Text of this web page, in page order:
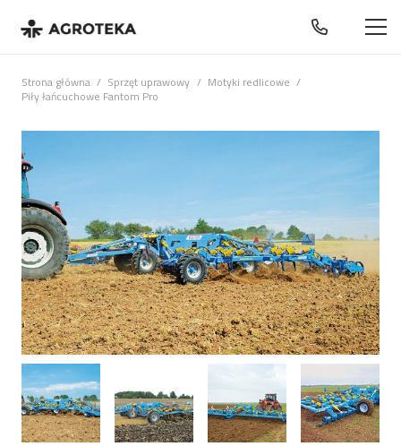
Strona główna / Sprzęt uprawowy / Motyki redlicowe /
Piły łańcuchowe Fantom Pro